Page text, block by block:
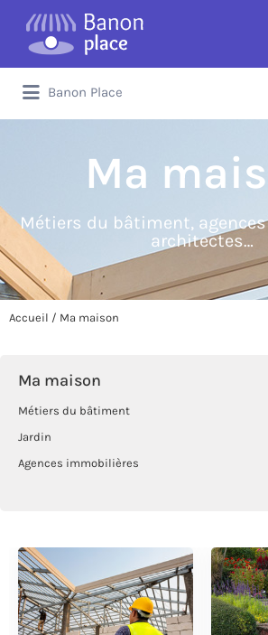
Banon Place
Ma
Métiers du bâtiment,
architectes…
Accueil / Ma maison
Ma maison
Métiers du bâtiment
Jardin
Agences immobilières